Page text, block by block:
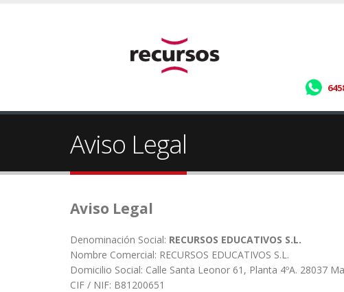
Aviso Legal
Aviso Legal
Denominación Social: RECURSOS EDUCATIVOS S.L.
Nombre Comercial: RECURSOS EDUCATIVOS S.L.
Domicilio Social: Calle Santa Leonor 61, Planta 4ºA. 28037
CIF / NIF: B81200651